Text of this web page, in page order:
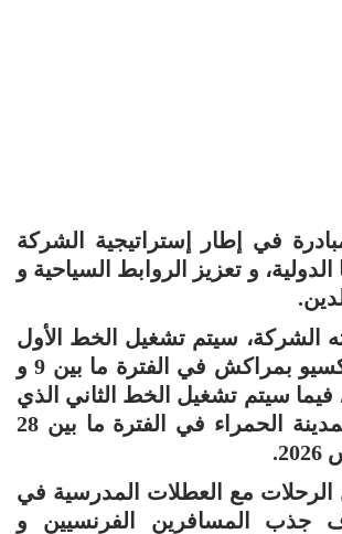
في إطار إستراتيجية الشركة
و تعزيز الروابط السياحية و
الشركة، سيتم تشغيل الخط الأول
الذي يربط أجاكسيو بمراكش في الفترة ما بين 9 و
فبراير 2026، فيما سيتم تشغيل الخط الثاني الذي
يربط باستيا بالمدينة الحمراء في الفترة ما بين 28
مع العطلات المدرسية في
جذب المسافرين الفرنسيين و